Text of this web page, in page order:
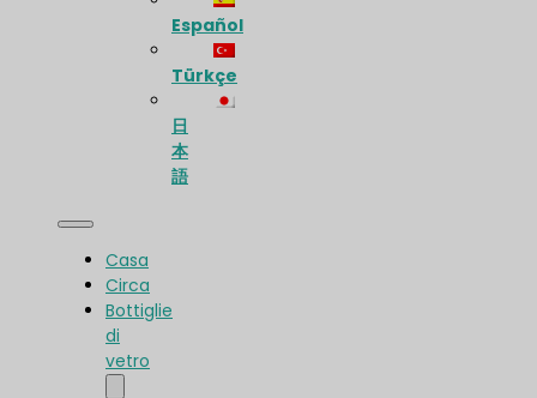
Español
Türkçe
日
本
語
Casa
Circa
Bottiglie
di
vetro